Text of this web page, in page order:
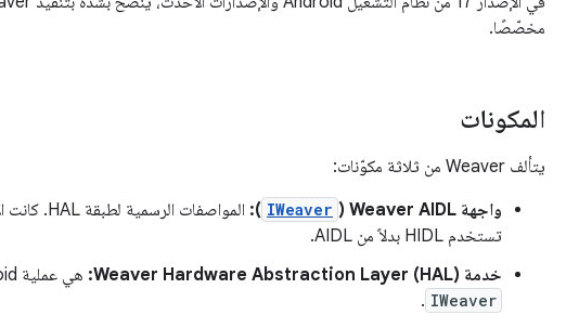
مخصّصًا.
المكونات
يتألف Weaver من ثلاثة مكوّنات:
واجهة Weaver AIDL (
IWeaver
):
تستخدم HIDL بدلاً من AIDL.
خدمة Weaver Hardware Abstraction Layer (HAL):
هي عملية Android خاصة بالمورِّد تنفّذ واجهة
IWeaver
.